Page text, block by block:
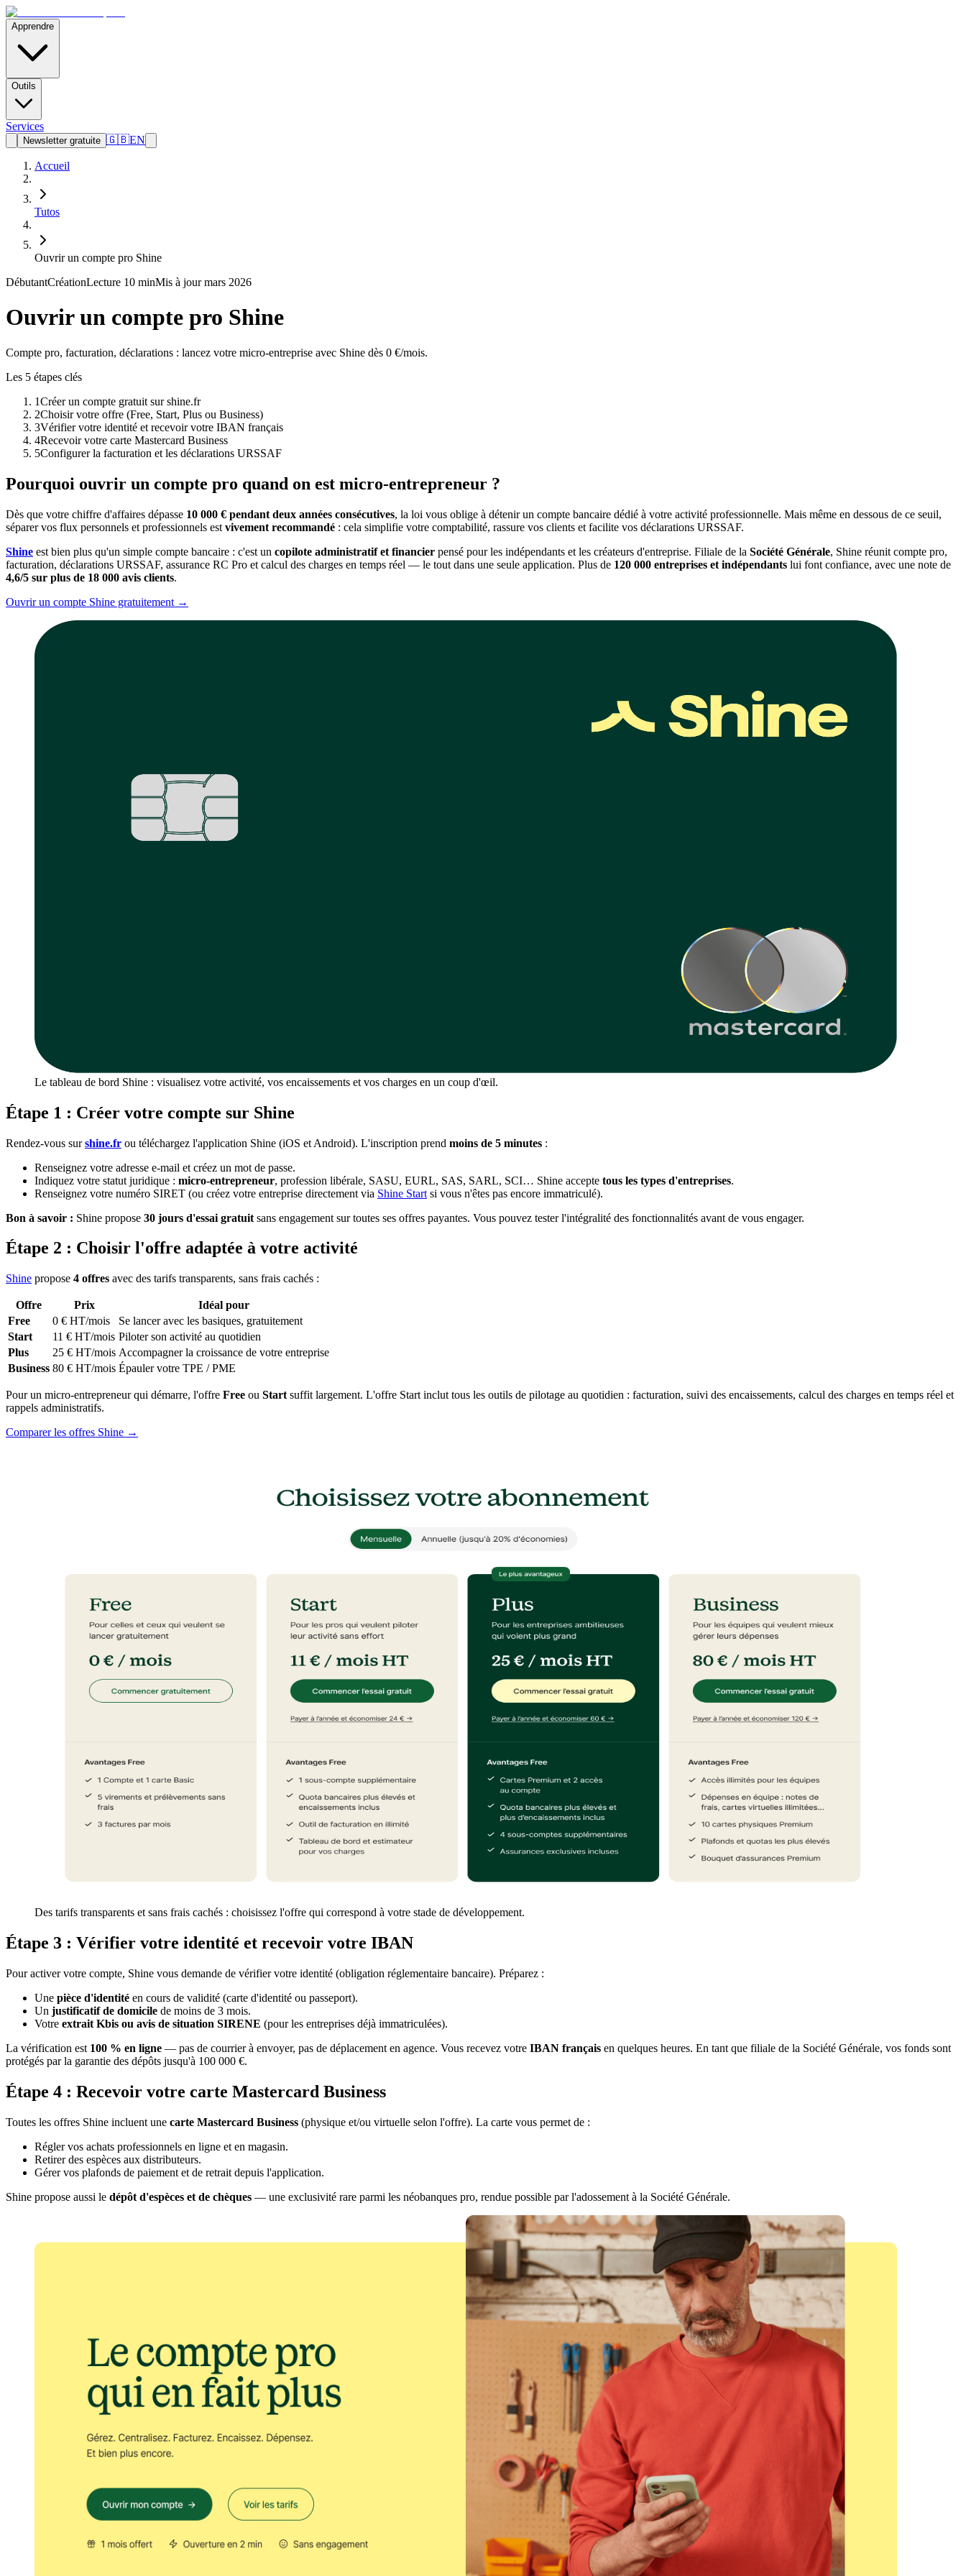
Apprendre
Outils
Services
Newsletter gratuite 🇬🇧EN
Accueil
Tutos
Ouvrir un compte pro Shine
DébutantCréationLecture 10 minMis à jour mars 2026
Ouvrir un compte pro Shine
Compte pro, facturation, déclarations : lancez votre micro-entreprise avec Shine dès 0 €/mois.
Les 5 étapes clés
1Créer un compte gratuit sur shine.fr
2Choisir votre offre (Free, Start, Plus ou Business)
3Vérifier votre identité et recevoir votre IBAN français
4Recevoir votre carte Mastercard Business
5Configurer la facturation et les déclarations URSSAF
Pourquoi ouvrir un compte pro quand on est micro-entrepreneur ?
Dès que votre chiffre d'affaires dépasse 10 000 € pendant deux années consécutives, la loi vous oblige à détenir un compte bancaire dédié à votre activité professionnelle. Mais même en dessous de ce seuil,
séparer vos flux personnels et professionnels est vivement recommandé : cela simplifie votre comptabilité, rassure vos clients et facilite vos déclarations URSSAF.
Shine est bien plus qu'un simple compte bancaire : c'est un copilote administratif et financier pensé pour les indépendants et les créateurs d'entreprise. Filiale de la Société Générale, Shine réunit compte pro,
facturation, déclarations URSSAF, assurance RC Pro et calcul des charges en temps réel — le tout dans une seule application. Plus de 120 000 entreprises et indépendants lui font confiance, avec une note de
4,6/5 sur plus de 18 000 avis clients.
Ouvrir un compte Shine gratuitement →
Le tableau de bord Shine : visualisez votre activité, vos encaissements et vos charges en un coup d'œil.
Étape 1 : Créer votre compte sur Shine
Rendez-vous surshine.fr ou téléchargez l'application Shine (iOS et Android). L'inscription prend moins de 5 minutes :
Renseignez votre adresse e-mail et créez un mot de passe.
Indiquez votre statut juridique : micro-entrepreneur, profession libérale, SASU, EURL, SAS, SARL, SCI… Shine accepte tous les types d'entreprises.
Renseignez votre numéro SIRET (ou créez votre entreprise directement via Shine Start si vous n'êtes pas encore immatriculé).
Bon à savoir : Shine propose 30 jours d'essai gratuit sans engagement sur toutes ses offres payantes. Vous pouvez tester l'intégralité des fonctionnalités avant de vous engager.
Étape 2 : Choisir l'offre adaptée à votre activité
Shine propose 4 offres avec des tarifs transparents, sans frais cachés :
Offre Prix
Idéal pour
Free
0 € HT/mois
Se lancer avec les basiques, gratuitement
Start
11 € HT/mois Piloter son activité au quotidien
Plus
25 € HT/mois Accompagner la croissance de votre entreprise
Business 80 € HT/mois Épauler votre TPE / PME
Pour un micro-entrepreneur qui démarre, l'offre Free ou Start suffit largement. L'offre Start inclut tous les outils de pilotage au quotidien : facturation, suivi des encaissements, calcul des charges en temps réel et
rappels administratifs.
Comparer les offres Shine →
Des tarifs transparents et sans frais cachés : choisissez l'offre qui correspond à votre stade de développement.
Étape 3 : Vérifier votre identité et recevoir votre IBAN
Pour activer votre compte, Shine vous demande de vérifier votre identité (obligation réglementaire bancaire). Préparez :
Une pièce d'identité en cours de validité (carte d'identité ou passeport).
Un justificatif de domicile de moins de 3 mois.
Votre extrait Kbis ou avis de situation SIRENE (pour les entreprises déjà immatriculées).
La vérification est 100 % en ligne — pas de courrier à envoyer, pas de déplacement en agence. Vous recevez votre IBAN français en quelques heures. En tant que filiale de la Société Générale, vos fonds sont
protégés par la garantie des dépôts jusqu'à 100 000 €.
Étape 4 : Recevoir votre carte Mastercard Business
Toutes les offres Shine incluent une carte Mastercard Business (physique et/ou virtuelle selon l'offre). La carte vous permet de :
Régler vos achats professionnels en ligne et en magasin.
Retirer des espèces aux distributeurs.
Gérer vos plafonds de paiement et de retrait depuis l'application.
Shine propose aussi le dépôt d'espèces et de chèques — une exclusivité rare parmi les néobanques pro, rendue possible par l'adossement à la Société Générale.